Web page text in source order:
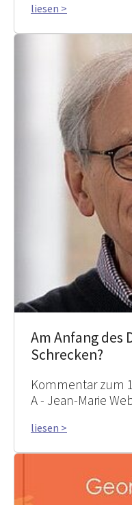
liesen >
Am Anfang des
Schrecken?
Kommentar zum
A - Jean-Marie
liesen >